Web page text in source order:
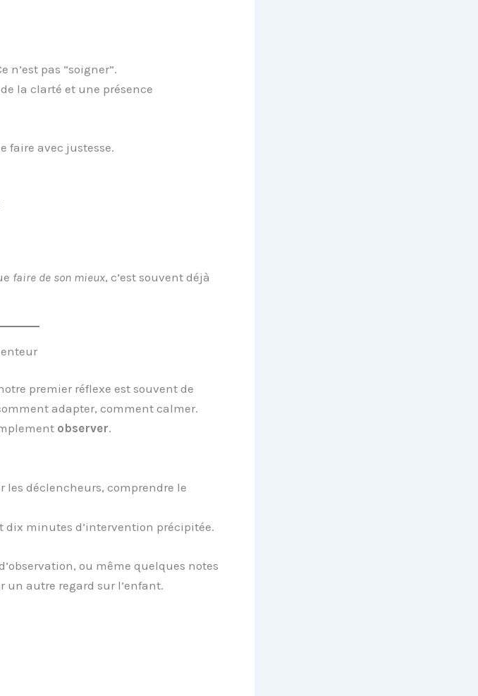
n’est pas “soigner”.
la clarté et une présence
faire avec justesse.
faire de son mieux, c’est souvent déjà
premier réflexe est souvent de
adapter, comment calmer.
observer.
les déclencheurs, comprendre le
dix minutes d’intervention précipitée.
ou même quelques notes
un autre regard sur l’enfant.